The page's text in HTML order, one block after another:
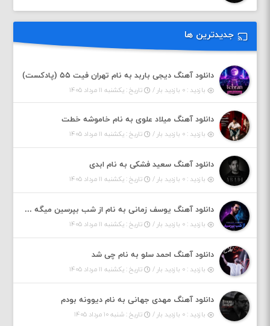
جدیدترین ها
دانلود آهنگ دیجی باربد به نام تهران فیت ۵۵ (پادکست)
بازدید : ۰ بازدید بار / تاریخ : یکشنبه ۱۱ مرداد ۱۴۰۵
دانلود آهنگ میلاد علوی به نام خاموشه خطت
بازدید : ۰ بازدید بار / تاریخ : یکشنبه ۱۱ مرداد ۱۴۰۵
دانلود آهنگ سعید فشکی به نام ابدی
بازدید : ۰ بازدید بار / تاریخ : یکشنبه ۱۱ مرداد ۱۴۰۵
دانلود آهنگ یوسف زمانی به نام از شب بپرسین میگه چه روزگاری دارم
بازدید : ۰ بازدید بار / تاریخ : یکشنبه ۱۱ مرداد ۱۴۰۵
دانلود آهنگ احمد سلو به نام چی شد
بازدید : ۰ بازدید بار / تاریخ : یکشنبه ۱۱ مرداد ۱۴۰۵
دانلود آهنگ مهدی جهانی به نام دیوونه بودم
بازدید : ۰ بازدید بار / تاریخ : شنبه ۱۰ مرداد ۱۴۰۵